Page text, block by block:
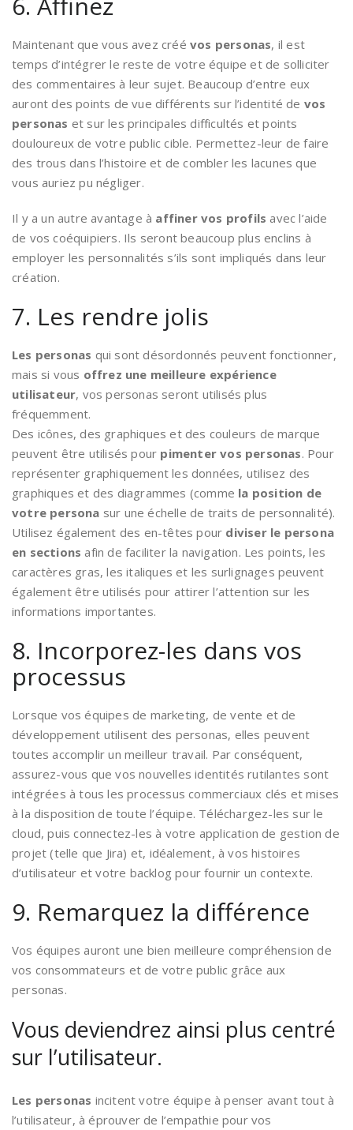
Maintenant que vous avez créé vos personas, il est
temps d’intégrer le reste de votre équipe et de solliciter
des commentaires à leur sujet. Beaucoup d’entre eux
auront des points de vue différents sur l’identité de vos
personas et sur les principales difficultés et points
douloureux de votre public cible. Permettez-leur de faire
des trous dans l’histoire et de combler les lacunes que
vous auriez pu négliger.
Il y a un autre avantage à affiner vos profils avec l’aide
de vos coéquipiers. Ils seront beaucoup plus enclins à
employer les personnalités s’ils sont impliqués dans leur
création.
7. Les rendre jolis
Les personas qui sont désordonnés peuvent fonctionner,
mais si vous offrez une meilleure expérience
utilisateur, vos personas seront utilisés plus
fréquemment.
Des icônes, des graphiques et des couleurs de marque
peuvent être utilisés pour pimenter vos personas. Pour
représenter graphiquement les données, utilisez des
graphiques et des diagrammes (comme la position de
votre persona sur une échelle de traits de personnalité).
Utilisez également des en-têtes pour diviser le persona
en sections afin de faciliter la navigation. Les points, les
caractères gras, les italiques et les surlignages peuvent
également être utilisés pour attirer l’attention sur les
informations importantes.
8. Incorporez-les dans vos
processus
Lorsque vos équipes de marketing, de vente et de
développement utilisent des personas, elles peuvent
toutes accomplir un meilleur travail. Par conséquent,
assurez-vous que vos nouvelles identités rutilantes sont
intégrées à tous les processus commerciaux clés et mises
à la disposition de toute l’équipe. Téléchargez-les sur le
cloud, puis connectez-les à votre application de gestion de
projet (telle que Jira) et, idéalement, à vos histoires
d’utilisateur et votre backlog pour fournir un contexte.
9. Remarquez la différence
Vos équipes auront une bien meilleure compréhension de
vos consommateurs et de votre public grâce aux
personas.
Vous deviendrez ainsi plus centré
sur l’utilisateur.
Les personas incitent votre équipe à penser avant tout à
l’utilisateur, à éprouver de l’empathie pour vos